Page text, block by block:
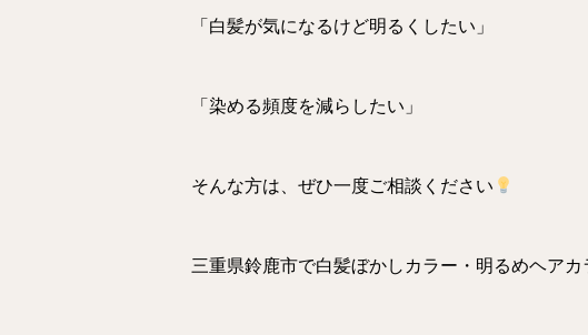
「白髪が気になるけど明るくしたい」
「染める頻度を減らしたい」
そんな方は、ぜひ一度ご相談ください
三重県鈴鹿市で白髪ぼかしカラー・明るめヘアカ